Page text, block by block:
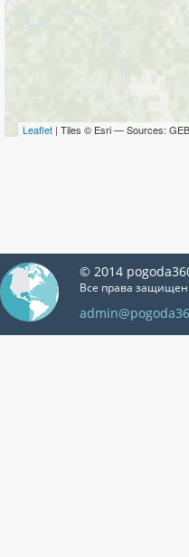
Leaflet | Tiles © Esri — Sources:
© 2014
Все права